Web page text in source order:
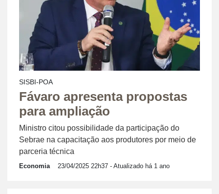
SISBI-POA
Fávaro apresenta propostas
para ampliação
Ministro citou possibilidade da participação do
Sebrae na capacitação aos produtores por meio de
parceria técnica
Economia 23/04/2025 22h37 - Atualizado há 1 ano